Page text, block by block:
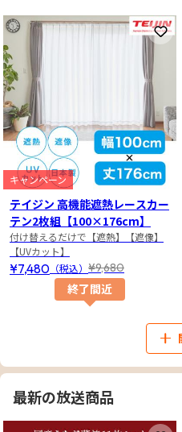
終了間近
お
キャンペーン
テイジン 高機能遮熱レースカー
テン2枚組【100×176cm】
付け替えるだけで【遮熱】【遮像】
【UVカット】
¥7,480 （税込） ¥9,680
最新の放送商品